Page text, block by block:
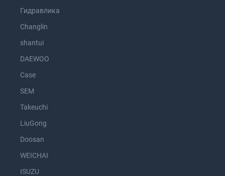
Гидравлика
Changlin
shantui
DAEWOO
Case
SEM
Takeuchi
LiuGong
Doosan
WEICHAI
ISUZU